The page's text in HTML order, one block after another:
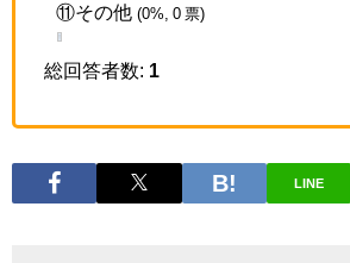
⑪その他 (0%, 0 票)
総回答者数: 1
LINE